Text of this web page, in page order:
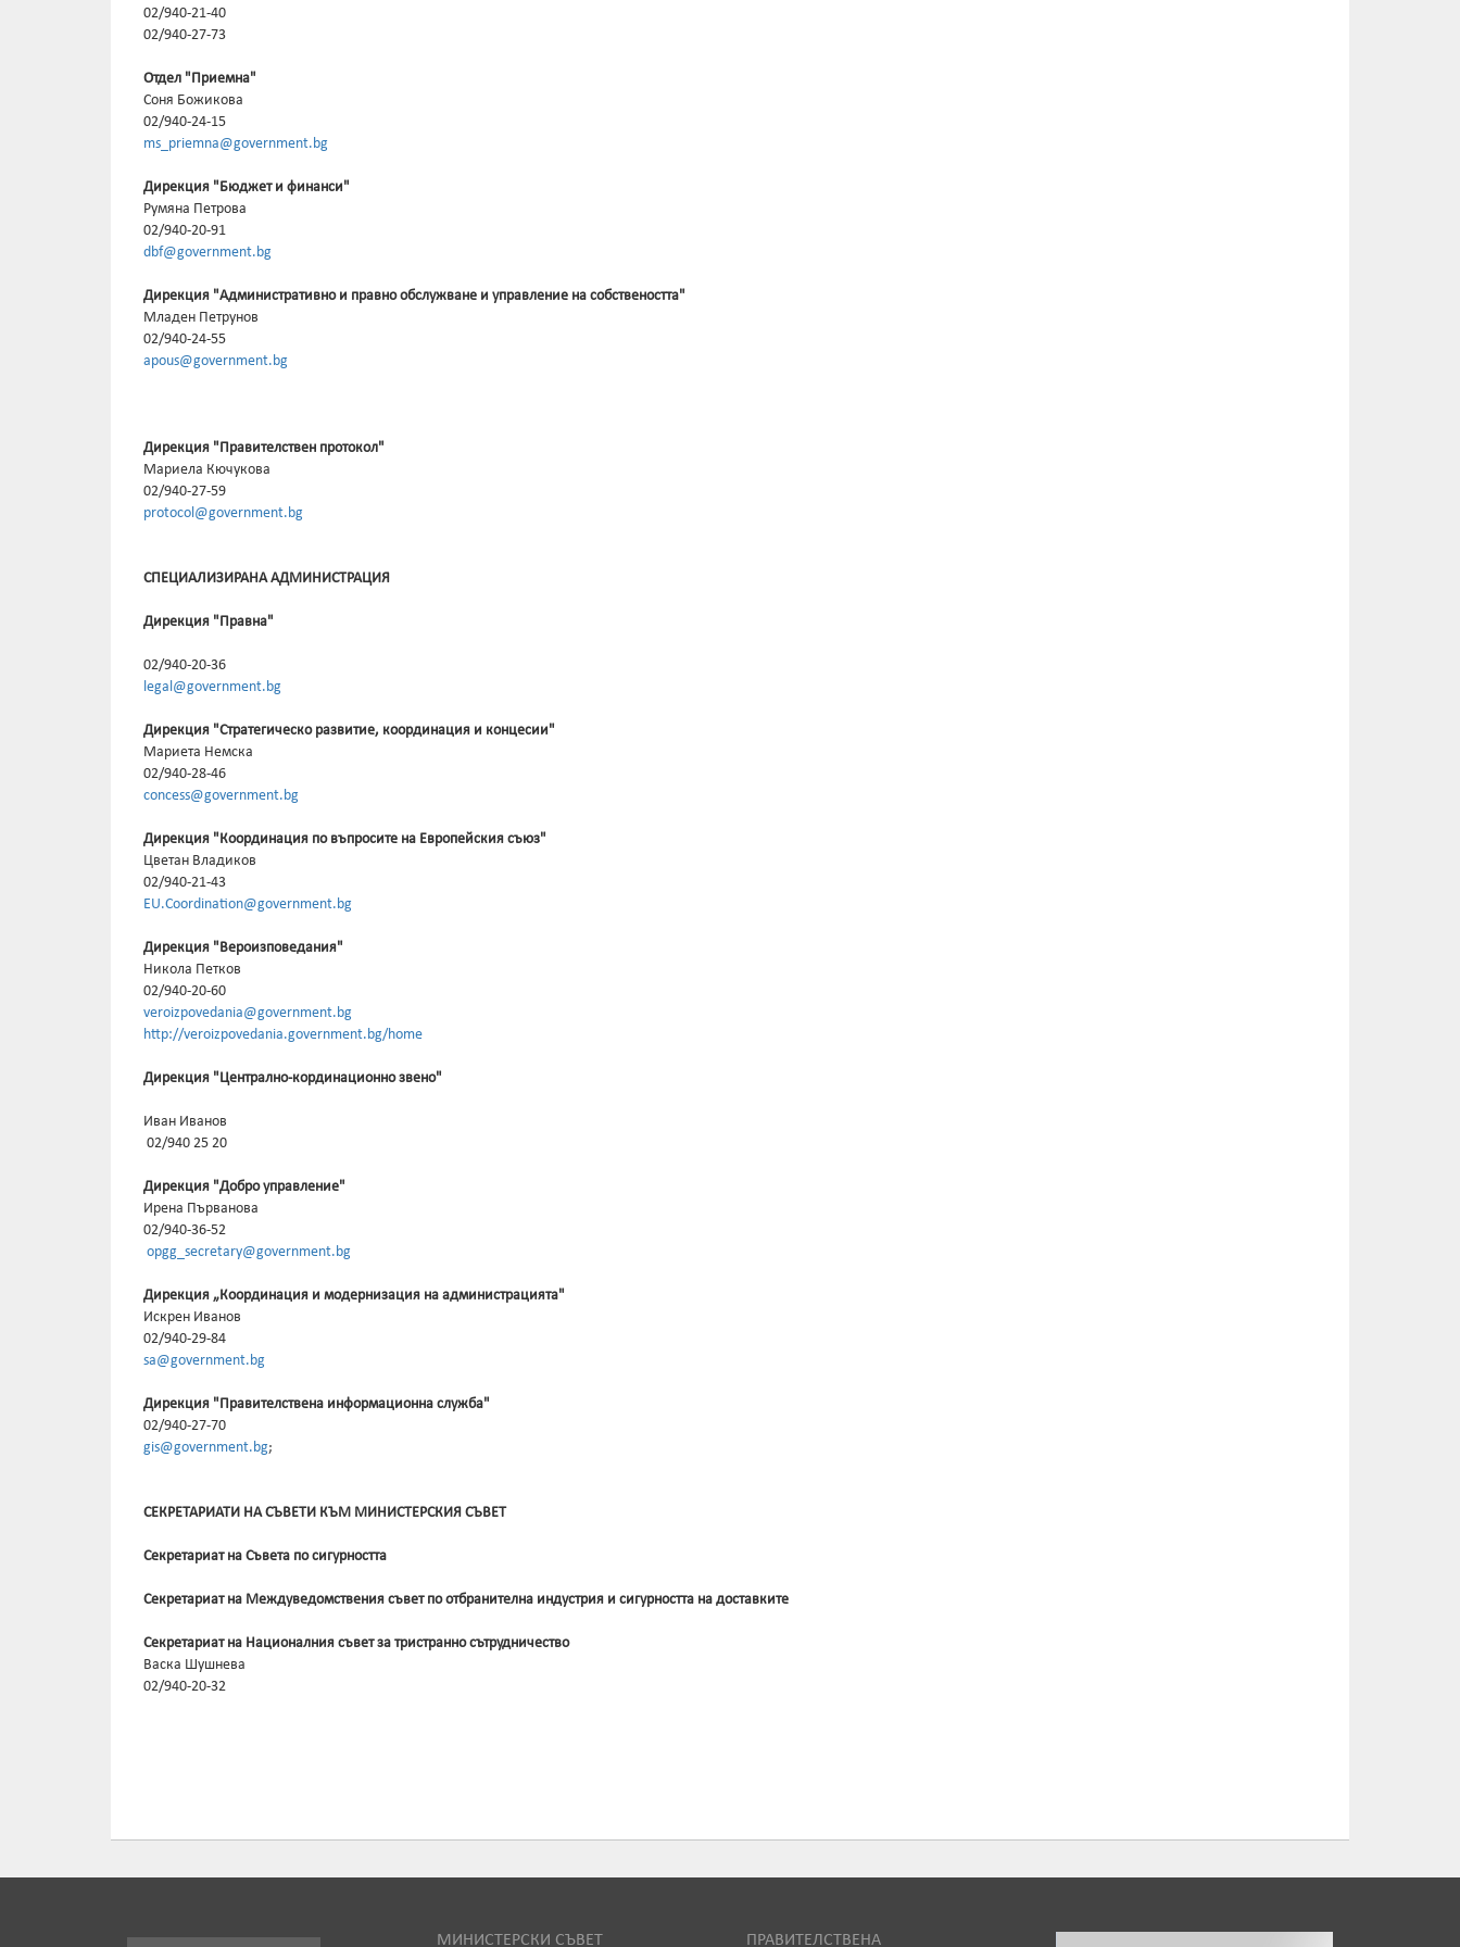
02/940-21-40
02/940-27-73
Отдел "Приемна"
Соня Божикова
02/940-24-15
ms_priemna@government.bg
Дирекция "Бюджет и финанси"
Румяна Петрова
02/940-20-91
dbf@government.bg
Дирекция "Административно и правно обслужване и управление на собствеността"
Младен Петрунов
02/940-24-55
apous@government.bg
Дирекция "Правителствен протокол"
Мариела Кючукова
02/940-27-59
protocol@government.bg
СПЕЦИАЛИЗИРАНА АДМИНИСТРАЦИЯ
Дирекция "Правна"
02/940-20-36
legal@government.bg
Дирекция "Стратегическо развитие, координация и концесии"
Мариета Немска
02/940-28-46
concess@government.bg
Дирекция "Координация по въпросите на Европейския съюз"
Цветан Владиков
02/940-21-43
EU.Coordination@government.bg
Дирекция "Вероизповедания"
Никола Петков
02/940-20-60
veroizpovedania@government.bg
http://veroizpovedania.government.bg/home
Дирекция "Централно-кординационно звено"
Иван Иванов
02/940 25 20
Дирекция "Добро управление"
Ирена Първанова
02/940-36-52
opgg_secretary@government.bg
Дирекция „Координация и модернизация на администрацията"
Искрен Иванов
02/940-29-84
sa@government.bg
Дирекция "Правителствена информационна служба"
02/940-27-70
gis@government.bg;
СЕКРЕТАРИАТИ НА СЪВЕТИ КЪМ МИНИСТЕРСКИЯ СЪВЕТ
Секретариат на Съвета по сигурността
Секретариат на Междуведомствения съвет по отбранителна индустрия и сигурността на доставките
Секретариат на Националния съвет за тристранно сътрудничество
Васка Шушнева
02/940-20-32
МИНИСТЕРСКИ СЪВЕТ ПРАВИТЕЛСТВЕНА